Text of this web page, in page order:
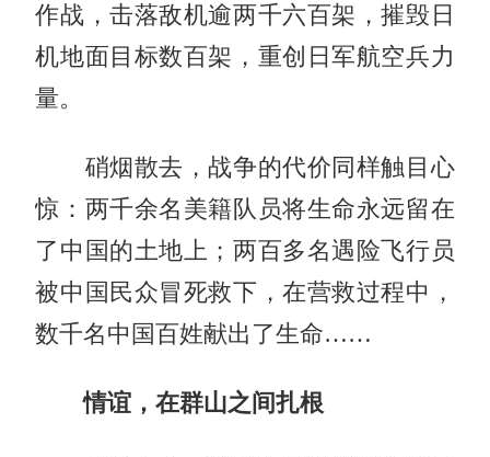
作战，击落敌机逾两千六百架，摧毁日
机地面目标数百架，重创日军航空兵力
量。
硝烟散去，战争的代价同样触目心
惊：两千余名美籍队员将生命永远留在
了中国的土地上；两百多名遇险飞行员
被中国民众冒死救下，在营救过程中，
数千名中国百姓献出了生命……
情谊，在群山之间扎根